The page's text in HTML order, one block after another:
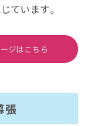
ています。
ジはこちら
張